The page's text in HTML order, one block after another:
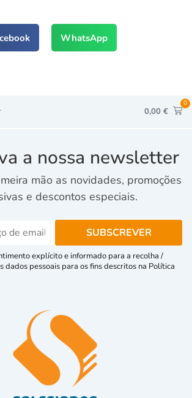
WhatsApp
0,00 €
0
a nossa newsletter
mão as novidades, promoções
e descontos especiais.
explícito e informado para a recolha /
dados pessoais para os fins descritos na Política